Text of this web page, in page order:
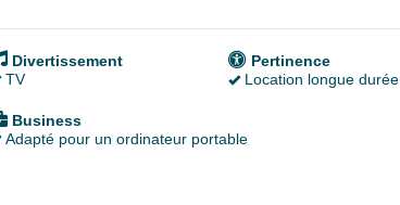
Divertissement
TV
Pertinence
Location longue durée
Business
Adapté pour un ordinateur portable